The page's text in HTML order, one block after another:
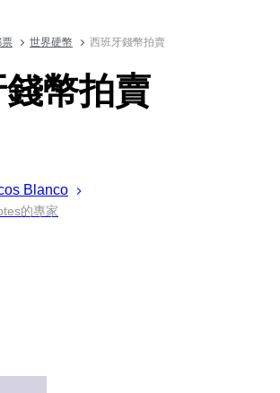
世界硬幣 西班牙錢幣拍賣
幣拍賣
Blanco
的專家